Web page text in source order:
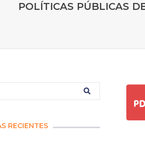
POLÍTICAS PÚBLICAS
RECIENTES